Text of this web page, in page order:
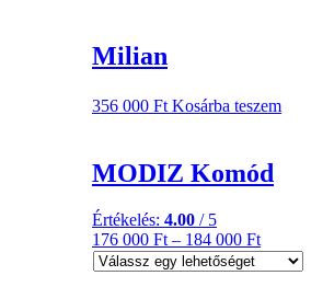
Milian
356 000 Ft Kosárba teszem
MODIZ Komód
Értékelés: 4.00 / 5
176 000 Ft – 184 000 Ft